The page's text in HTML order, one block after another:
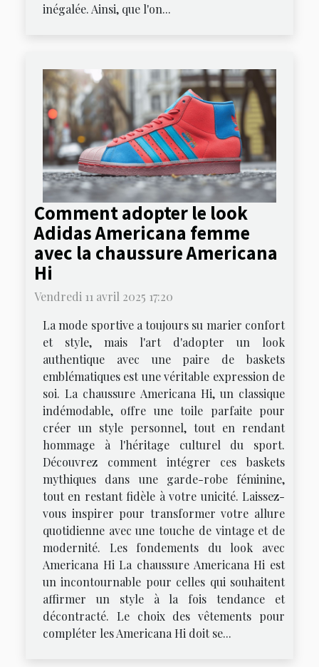
inégalée. Ainsi, que l'on...
Comment adopter le look
Adidas Americana femme
avec la chaussure Americana
Hi
Vendredi 11 avril 2025 17:20
La mode sportive a toujours su marier confort
et style, mais l'art d'adopter un look
authentique avec une paire de baskets
emblématiques est une véritable expression de
soi. La chaussure Americana Hi, un classique
indémodable, offre une toile parfaite pour
créer un style personnel, tout en rendant
hommage à l'héritage culturel du sport.
Découvrez comment intégrer ces baskets
mythiques dans une garde-robe féminine,
tout en restant fidèle à votre unicité. Laissez-
vous inspirer pour transformer votre allure
quotidienne avec une touche de vintage et de
modernité. Les fondements du look avec
Americana Hi La chaussure Americana Hi est
un incontournable pour celles qui souhaitent
affirmer un style à la fois tendance et
décontracté. Le choix des vêtements pour
compléter les Americana Hi doit se...